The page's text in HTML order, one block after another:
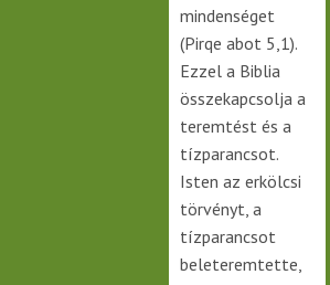
mindenséget
(Pirqe abot 5,1).
Ezzel a Biblia
összekapcsolja a
teremtést és a
tízparancsot.
Isten az erkölcsi
törvényt, a
tízparancsot
beleteremtette,